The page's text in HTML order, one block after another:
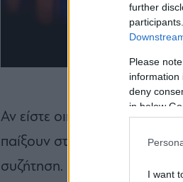
further
Please
information
deny
in below
I want
Αν είστε οικογένεια με
παίξουν στον ανοιχτό χώρο,
συζήτηση. Πολύ ωραία είναι